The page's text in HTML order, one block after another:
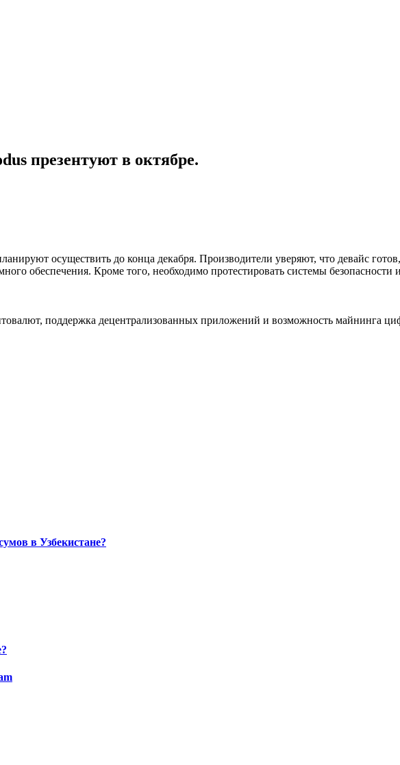
презентуют в октябре.
осуществить до конца декабря. Производители уверяют, что девайс
обеспечения. Кроме того, необходимо протестировать системы
поддержка децентрализованных приложений и возможность майнинга
в Узбекистане?